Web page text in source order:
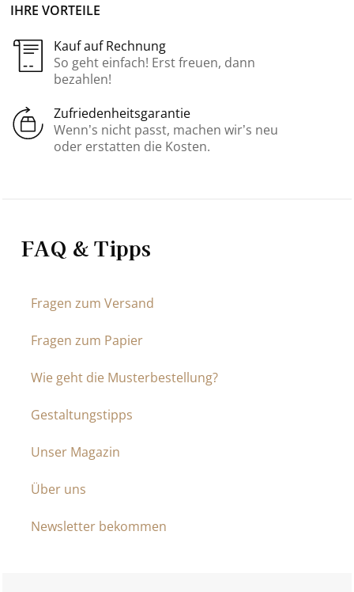
IHRE VORTEILE
Kauf auf Rechnung
So geht einfach! Erst freuen, dann
bezahlen!
Zufriedenheitsgarantie
Wenn’s nicht passt, machen wir’s neu
oder erstatten die Kosten.
FAQ & Tipps
Fragen zum Versand
Fragen zum Papier
Wie geht die Musterbestellung?
Gestaltungstipps
Unser Magazin
Über uns
Newsletter bekommen